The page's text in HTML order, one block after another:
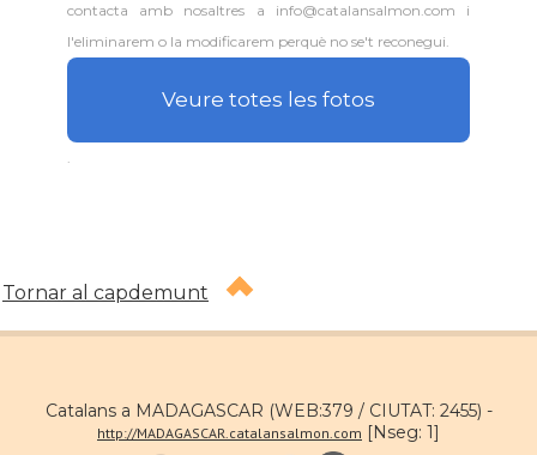
contacta amb nosaltres a info@catalansalmon.com i
l'eliminarem o la modificarem perquè no se't reconegui.
Veure totes les fotos
Tornar al capdemunt
Catalans a MADAGASCAR (WEB:379 / CIUTAT: 2455) -
http://MADAGASCAR.catalansalmon.com [Nseg: 1]